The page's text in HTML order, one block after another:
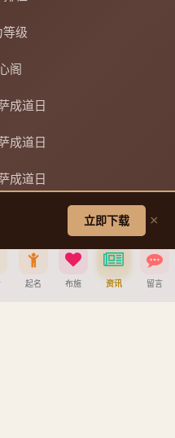
等级
阁
成道日
成道日
成道日
立即下载 ×
起名 布施 资讯 留言